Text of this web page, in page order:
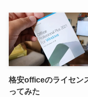
格安officeのライセン
ってみた